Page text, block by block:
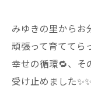
みゆきの里からお
頑張って育ててら
幸せの循環🔁、そ
受け止めました✨✨